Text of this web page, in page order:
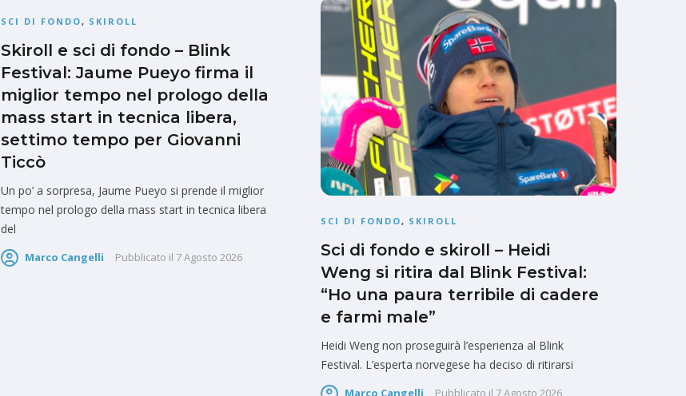
SCI DI FONDO, SKIROLL
Skiroll e sci di fondo – Blink
Festival: Jaume Pueyo firma il
miglior tempo nel prologo della
mass start in tecnica libera,
settimo tempo per Giovanni
Ticcò
Un po’ a sorpresa, Jaume Pueyo si prende il miglior
tempo nel prologo della mass start in tecnica libera
del
Marco Cangelli Pubblicato il 7 Agosto 2026
SCI DI FONDO, SKIROLL
Sci di fondo e skiroll – Heidi
Weng si ritira dal Blink Festival:
“Ho una paura terribile di cadere
e farmi male”
Heidi Weng non proseguirà l’esperienza al Blink
Festival. L’esperta norvegese ha deciso di ritirarsi
Marco Cangelli Pubblicato il 7 Agosto 2026